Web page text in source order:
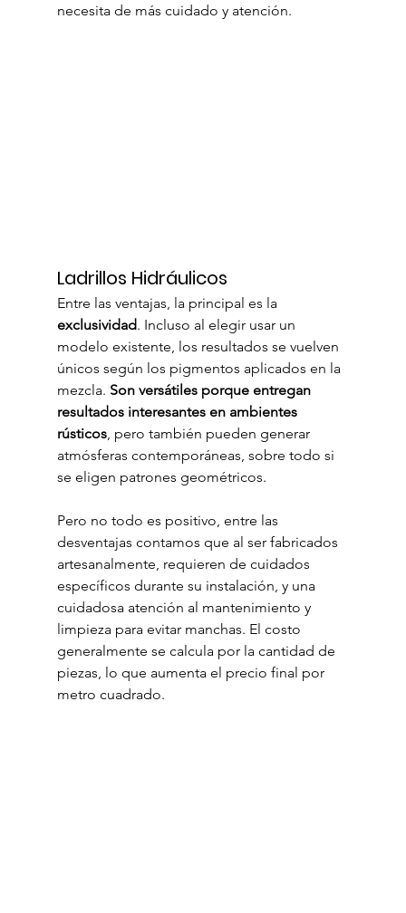
necesita de más cuidado y atención.
Ladrillos Hidráulicos
Entre las ventajas, la principal es la
exclusividad. Incluso al elegir usar un
modelo existente, los resultados se vuelven
únicos según los pigmentos aplicados en la
mezcla. Son versátiles porque entregan
resultados interesantes en ambientes
rústicos, pero también pueden generar
atmósferas contemporáneas, sobre todo si
se eligen patrones geométricos.
Pero no todo es positivo, entre las
desventajas contamos que al ser fabricados
artesanalmente, requieren de cuidados
específicos durante su instalación, y una
cuidadosa atención al mantenimiento y
limpieza para evitar manchas. El costo
generalmente se calcula por la cantidad de
piezas, lo que aumenta el precio final por
metro cuadrado.